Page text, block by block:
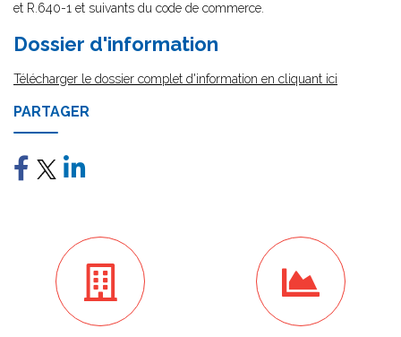
et R.640-1 et suivants du code de commerce.
Dossier d'information
Télécharger le dossier complet d'information en cliquant ici
PARTAGER